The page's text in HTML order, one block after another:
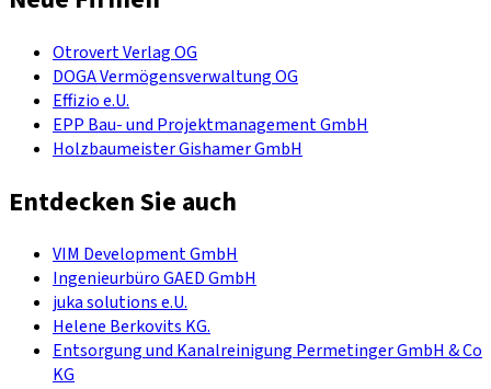
Otrovert Verlag OG
DOGA Vermögensverwaltung OG
Effizio e.U.
EPP Bau- und Projektmanagement GmbH
Holzbaumeister Gishamer GmbH
Entdecken Sie auch
VIM Development GmbH
Ingenieurbüro GAED GmbH
juka solutions e.U.
Helene Berkovits KG.
Entsorgung und Kanalreinigung Permetinger GmbH & Co
KG